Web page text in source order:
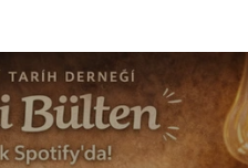
Tarih Derneği Bülteni